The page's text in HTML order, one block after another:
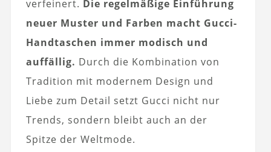
verfeinert. Die regelmäßige Einführung
neuer Muster und Farben macht Gucci-
Handtaschen immer modisch und
auffällig. Durch die Kombination von
Tradition mit modernem Design und
Liebe zum Detail setzt Gucci nicht nur
Trends, sondern bleibt auch an der
Spitze der Weltmode.